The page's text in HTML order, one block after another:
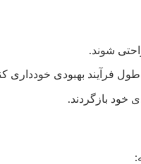
شوند.
فرآیند بهبودی خودداری
خود بازگردند.